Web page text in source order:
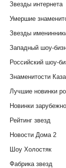
Звезды интернета
Умершие
Звезды
Западный шоу-
Российский шоу-
Знаменитости
Лучшие новинки
Новинки
Рейтинг звезд
Новости Дома 2
Шоу Холостяк
Фабрика звезд